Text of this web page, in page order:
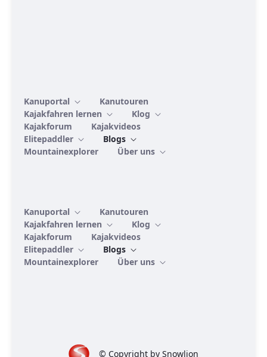
Kanuportal
Kanutouren
Kajakfahren lernen
Klog
Kajakforum
Kajakvideos
Elitepaddler
Blogs
Mountainexplorer
Über uns
Kanuportal
Kanutouren
Kajakfahren lernen
Klog
Kajakforum
Kajakvideos
Elitepaddler
Blogs
Mountainexplorer
Über uns
© Copyright by Snowlion